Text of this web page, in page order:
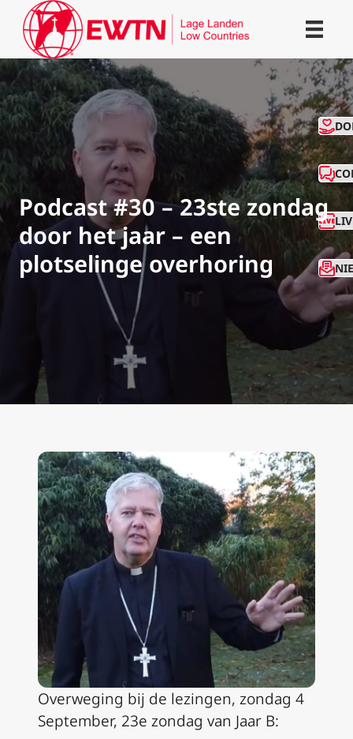
Podcast #30 – 23ste zondag
door het jaar – een
plotselinge overhoring
Overweging bij de lezingen, zondag 4
September, 23e zondag van Jaar B: